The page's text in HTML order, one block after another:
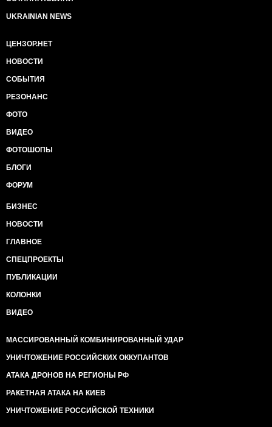
UKRAINIAN NEWS
ЦЕНЗОР.НЕТ
НОВОСТИ
СОБЫТИЯ
РЕЗОНАНС
ФОТО
ВИДЕО
ФОТОШОПЫ
БЛОГИ
ФОРУМ
БИЗНЕС
НОВОСТИ
ГЛАВНОЕ
СПЕЦПРОЕКТЫ
ПУБЛИКАЦИИ
КОЛОНКИ
ВИДЕО
МАССИРОВАННЫЙ КОМБИНИРОВАННЫЙ УДАР
УНИЧТОЖЕНИЕ РОССИЙСКИХ ОККУПАНТОВ
АТАКА ДРОНОВ НА РЕГИОНЫ РФ
РАКЕТНАЯ АТАКА НА КИЕВ
УНИЧТОЖЕНИЕ РОССИЙСКОЙ ТЕХНИКИ